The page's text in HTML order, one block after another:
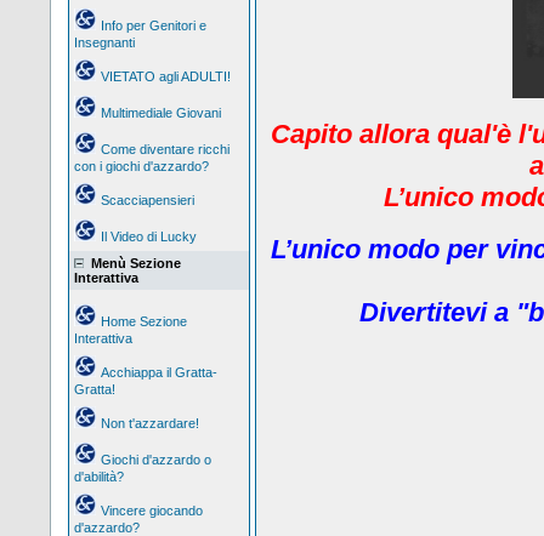
Info per Genitori e
Insegnanti
VIETATO agli ADULTI!
Multimediale Giovani
Come diventare ricchi
con i giochi d'azzardo?
Scacciapensieri
Il Video di Lucky
Menù Sezione
Interattiva
Home Sezione
Interattiva
Acchiappa il Gratta-
Gratta!
Non t'azzardare!
Giochi d'azzardo o
d'abilità?
Vincere giocando
d'azzardo?
Capito allora qual'è
L’unico
L’unico modo per
Divertitevi a